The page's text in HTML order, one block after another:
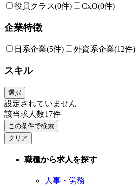
役員クラス(0件) CxO(0件)
企業特徴
日系企業(5件) 外資系企業(12件)
スキル
選択
設定されていません
該当求人数17件
この条件で検索
クリア
職種から求人を探す
人事・労務